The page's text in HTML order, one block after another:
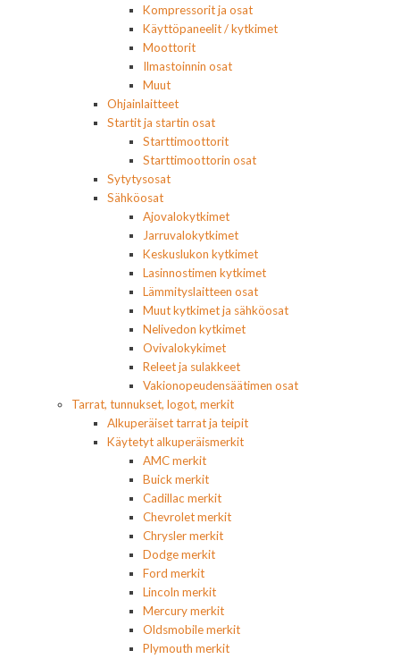
Kompressorit ja osat
Käyttöpaneelit / kytkimet
Moottorit
Ilmastoinnin osat
Muut
Ohjainlaitteet
Startit ja startin osat
Starttimoottorit
Starttimoottorin osat
Sytytysosat
Sähköosat
Ajovalokytkimet
Jarruvalokytkimet
Keskuslukon kytkimet
Lasinnostimen kytkimet
Lämmityslaitteen osat
Muut kytkimet ja sähköosat
Nelivedon kytkimet
Ovivalokykimet
Releet ja sulakkeet
Vakionopeudensäätimen osat
Tarrat, tunnukset, logot, merkit
Alkuperäiset tarrat ja teipit
Käytetyt alkuperäismerkit
AMC merkit
Buick merkit
Cadillac merkit
Chevrolet merkit
Chrysler merkit
Dodge merkit
Ford merkit
Lincoln merkit
Mercury merkit
Oldsmobile merkit
Plymouth merkit